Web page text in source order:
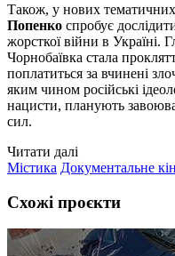
Також, у нових
Попенко спробує
жорсткої війни в Україні.
Чорнобаївка стала
поплатиться за вчинені
яким чином російські
нацисти, планують
сил.
Читати далі
Містика Документальне
Схожі проєкти